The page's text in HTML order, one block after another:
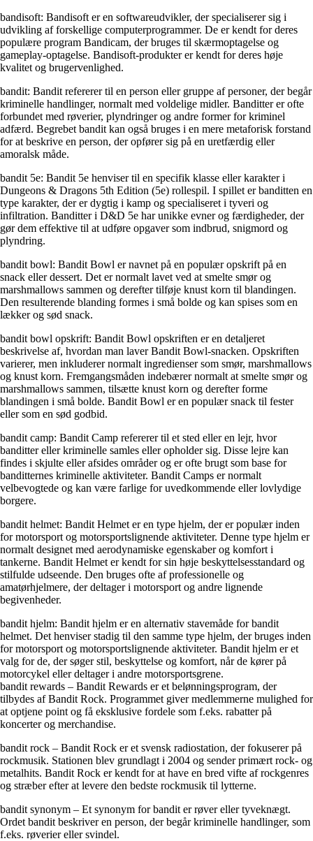
bandisoft: Bandisoft er en softwareudvikler, der specialiserer sig i
udvikling af forskellige computerprogrammer. De er kendt for deres
populære program Bandicam, der bruges til skærmoptagelse og
gameplay-optagelse. Bandisoft-produkter er kendt for deres høje
kvalitet og brugervenlighed.
bandit: Bandit refererer til en person eller gruppe af personer, der begår
kriminelle handlinger, normalt med voldelige midler. Banditter er ofte
forbundet med røverier, plyndringer og andre former for kriminel
adfærd. Begrebet bandit kan også bruges i en mere metaforisk forstand
for at beskrive en person, der opfører sig på en uretfærdig eller
amoralsk måde.
bandit 5e: Bandit 5e henviser til en specifik klasse eller karakter i
Dungeons & Dragons 5th Edition (5e) rollespil. I spillet er banditten en
type karakter, der er dygtig i kamp og specialiseret i tyveri og
infiltration. Banditter i D&D 5e har unikke evner og færdigheder, der
gør dem effektive til at udføre opgaver som indbrud, snigmord og
plyndring.
bandit bowl: Bandit Bowl er navnet på en populær opskrift på en
snack eller dessert. Det er normalt lavet ved at smelte smør og
marshmallows sammen og derefter tilføje knust korn til blandingen.
Den resulterende blanding formes i små bolde og kan spises som en
lækker og sød snack.
bandit bowl opskrift: Bandit Bowl opskriften er en detaljeret
beskrivelse af, hvordan man laver Bandit Bowl-snacken. Opskriften
varierer, men inkluderer normalt ingredienser som smør, marshmallows
og knust korn. Fremgangsmåden indebærer normalt at smelte smør og
marshmallows sammen, tilsætte knust korn og derefter forme
blandingen i små bolde. Bandit Bowl er en populær snack til fester
eller som en sød godbid.
bandit camp: Bandit Camp refererer til et sted eller en lejr, hvor
banditter eller kriminelle samles eller opholder sig. Disse lejre kan
findes i skjulte eller afsides områder og er ofte brugt som base for
banditternes kriminelle aktiviteter. Bandit Camps er normalt
velbevogtede og kan være farlige for uvedkommende eller lovlydige
borgere.
bandit helmet: Bandit Helmet er en type hjelm, der er populær inden
for motorsport og motorsportslignende aktiviteter. Denne type hjelm er
normalt designet med aerodynamiske egenskaber og komfort i
tankerne. Bandit Helmet er kendt for sin høje beskyttelsesstandard og
stilfulde udseende. Den bruges ofte af professionelle og
amatørhjelmere, der deltager i motorsport og andre lignende
begivenheder.
bandit hjelm: Bandit hjelm er en alternativ stavemåde for bandit
helmet. Det henviser stadig til den samme type hjelm, der bruges inden
for motorsport og motorsportslignende aktiviteter. Bandit hjelm er et
valg for de, der søger stil, beskyttelse og komfort, når de kører på
motorcykel eller deltager i andre motorsportsgrene.
bandit rewards – Bandit Rewards er et belønningsprogram, der
tilbydes af Bandit Rock. Programmet giver medlemmerne mulighed for
at optjene point og få eksklusive fordele som f.eks. rabatter på
koncerter og merchandise.
bandit rock – Bandit Rock er et svensk radiostation, der fokuserer på
rockmusik. Stationen blev grundlagt i 2004 og sender primært rock- og
metalhits. Bandit Rock er kendt for at have en bred vifte af rockgenres
og stræber efter at levere den bedste rockmusik til lytterne.
bandit synonym – Et synonym for bandit er røver eller tyveknægt.
Ordet bandit beskriver en person, der begår kriminelle handlinger, som
f.eks. røverier eller svindel.